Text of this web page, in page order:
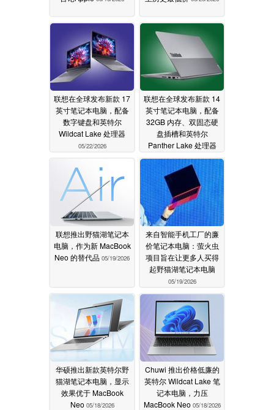
联想在全球发布新款 17
英寸笔记本电脑，配备
数字键盘和英特尔
Wildcat Lake 处理器
05/22/2026
联想在全球发布新款 14
英寸笔记本电脑，配备
32GB 内存、双固态硬
盘插槽和英特尔
Panther Lake 处理器
05/22/2026
联想推出野猫湖笔记本
电脑，作为新 MacBook
Neo 的替代品 05/19/2026
来自智能手机工厂的廉
价笔记本电脑：萤火虫
项目旨在让更多人买得
起野猫湖笔记本电脑
05/19/2026
华硕推出新款英特尔野
猫湖笔记本电脑，显示
效果优于 MacBook
Neo 05/18/2026
Chuwi 推出价格低廉的
英特尔 Wildcat Lake 笔
记本电脑，力压
MacBook Neo 05/18/2026